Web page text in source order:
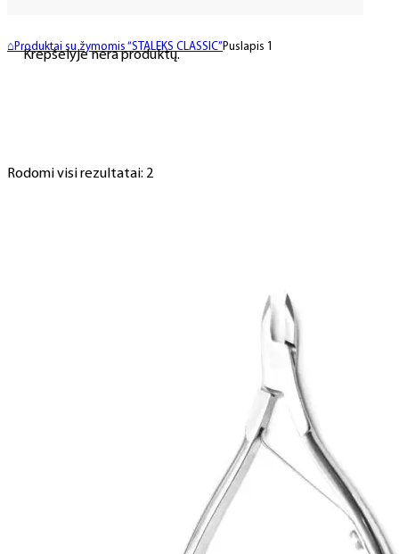
Krepšelyje nėra produktų.
⌂ Produktai su žymomis “STALEKS CLASSIC” Puslapis 1
Rodomi visi rezultatai: 2